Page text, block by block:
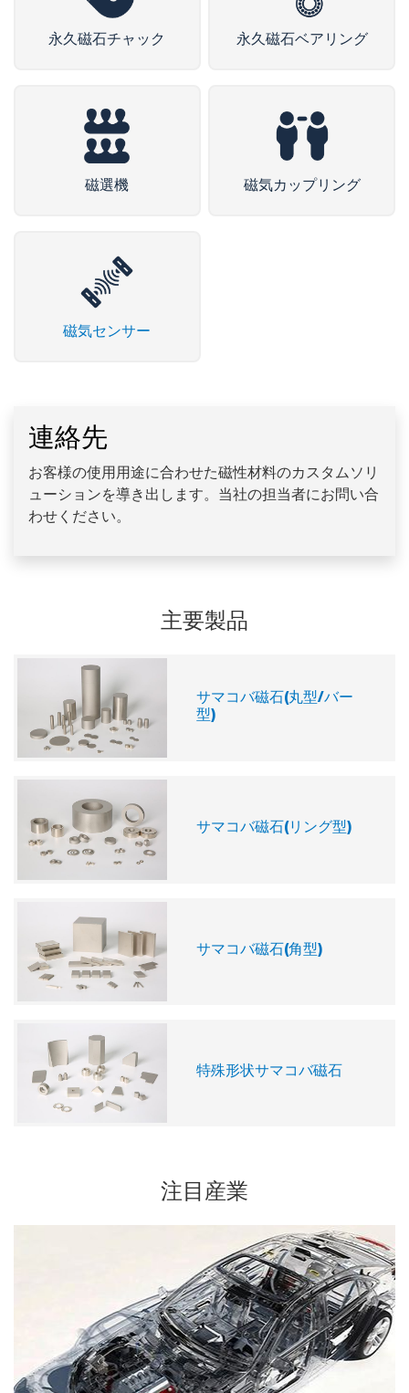
永久磁石チャック 永久磁石ベアリング
磁選機 磁気カップリング
磁気センサー
連絡先
お客様の使用用途に合わせた磁性材料のカスタムソリ
ューションを導き出します。当社の担当者にお問い合
わせください。
主要製品
サマコバ磁石(丸型/バー
型)
サマコバ磁石(リング型)
サマコバ磁石(角型)
特殊形状サマコバ磁石
注目産業